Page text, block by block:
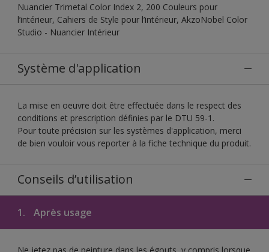
Nuancier Trimetal Color Index 2, 200 Couleurs pour
l’intérieur, Cahiers de Style pour l’intérieur, AkzoNobel Color
Studio - Nuancier Intérieur
Système d'application
La mise en oeuvre doit être effectuée dans le respect des
conditions et prescription définies par le DTU 59-1.
Pour toute précision sur les systèmes d'application, merci
de bien vouloir vous reporter à la fiche technique du produit.
Conseils d’utilisation
1. Après usage